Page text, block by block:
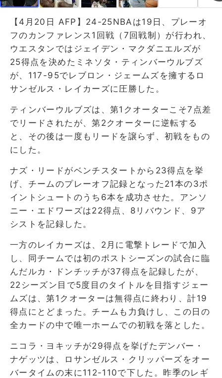
【4月20日 AFP】24-25NBAは19日、プレーオ
フのカンファレンス1回戦（7回戦制）が行われ、
ウエスタンではジェイデン・マクダニエルズが
25得点を決めたミネソタ・ティンバーウルブズ
が、117-95でレブロン・ジェームズを擁するロ
サンゼルス・レイカーズに圧勝した。
ティンバーウルブズは、第1クオーターこそ7点差
でリードされたが、第2クオーターに逆転する
と、その後は一度もリードを譲らず、初戦をもの
にした。
ナズ・リードがベンチスタートから23得点を挙
げ、チームのプレーオフ記録となった21本の3ポ
イントシュートのうち6本を成功させた。アンソ
ニー・エドワーズは22得点、8リバウンド、9ア
シストを記録した。
一方のレイカーズは、2月に電撃トレードで加入
し、同チームでは初のポストシーズンの試合に臨
んだルカ・ドンチッチが37得点を記録したが、
22シーズン目で5度目のタイトルを目指すジェー
ムズは、第1クオーターは無得点に終わり、計19
得点にとどまった。チームも力負けし、この日の
全カードの中で唯一ホームでの初戦を落とした。
ニコラ・ヨキッチが29得点を挙げたデンバー・
ナゲッツは、ロサンゼルス・クリッパーズをオー
バータイムの末に112-110で下した。昨季のレギ